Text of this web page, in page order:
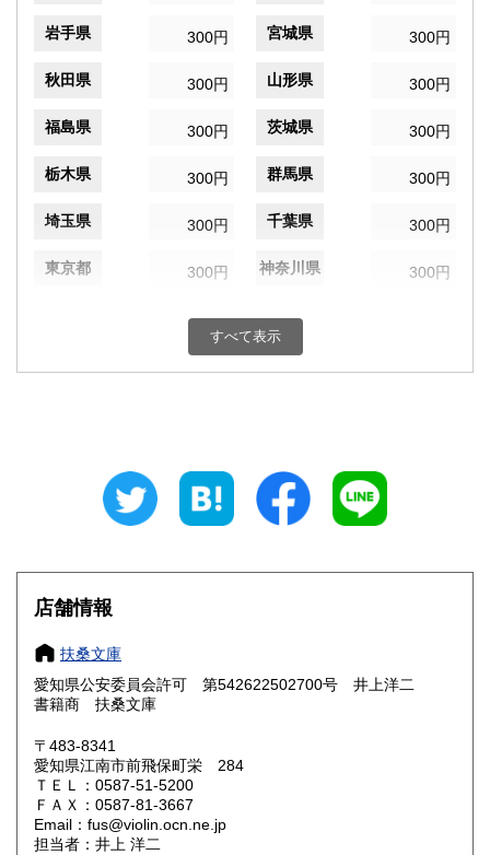
岩手県 300円 宮城県 300円
秋田県 300円 山形県 300円
福島県 300円 茨城県 300円
栃木県 300円 群馬県 300円
埼玉県 300円 千葉県 300円
東京都 300円 神奈川県 300円
300円 富山県
300円 三重県
大阪府
奈良県
鳥取県 300円 島根県 300円
岡山県
山口県 300円
香川県 300円
すべて表示
店舗情報
扶桑文庫
愛知県公安委員会許可 第542622502700号 井上洋二
書籍商 扶桑文庫
〒483-8341
愛知県江南市前飛保町栄 284
ＴＥＬ：0587-51-5200
ＦＡＸ：0587-81-3667
Email：fus@violin.ocn.ne.jp
担当者：井上 洋二